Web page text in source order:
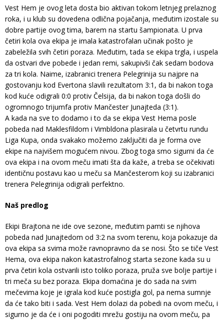
Vest Hem je ovog leta dosta bio aktivan tokom letnjeg prelaznog
roka, i u klub su dovedena odlična pojačanja, međutim izostale su
dobre partije ovog tima, barem na startu šampionata. U prva
četiri kola ova ekipa je imala katastrofalan učinak pošto je
zabeležila svih četiri poraza. Međutim, tada se ekipa trgla, i uspela
da ostvari dve pobede i jedan remi, sakupivši čak sedam bodova
za tri kola. Naime, izabranici trenera Pelegrinija su najpre na
gostovanju kod Evertona slavili rezultatom 3:1, da bi nakon toga
kod kuće odigrali 0:0 protiv Čelsija, da bi nakon toga došli do
ogromnogo trijumfa protiv Mančester Junajteda (3:1).
A kada na sve to dodamo i to da se ekipa Vest Hema posle
pobeda nad Maklesfildom i Vimbldona plasirala u četvrtu rundu
Liga Kupa, onda svakako možemo zaključiti da je forma ove
ekipe na najvišem mogućem nivou. Zbog toga smo sigurni da će
ova ekipa i na ovom meču imati šta da kaže, a treba se očekivati
identičnu postavu kao u meču sa Mančesterom koji su izabranici
trenera Pelegrinija odigrali perfektno.
Naš predlog
Ekipi Brajtona ne ide ove sezone, međutim pamti se njihova
pobeda nad Junajtedom od 3:2 na svom terenu, koja pokazuje da
ova ekipa sa svima može ravnopravno da se nosi. Što se tiče Vest
Hema, ova ekipa nakon katastrofalnog starta sezone kada su u
prva četiri kola ostvarili isto toliko poraza, pruža sve bolje partije i
tri meča su bez poraza. Ekipa domaćina je do sada na svim
mečevima koje je igrala kod kuće postigla gol, pa nema sumnje
da će tako biti i sada. Vest Hem dolazi da pobedi na ovom meču, i
sigurno je da će i oni pogoditi mrežu gostiju na ovom meču, pa